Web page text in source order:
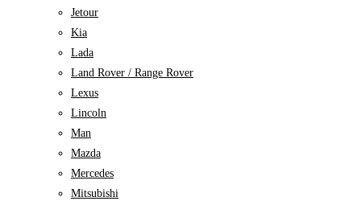
Jetour
Kia
Lada
Land Rover / Range Rover
Lexus
Lincoln
Man
Mazda
Mercedes
Mitsubishi